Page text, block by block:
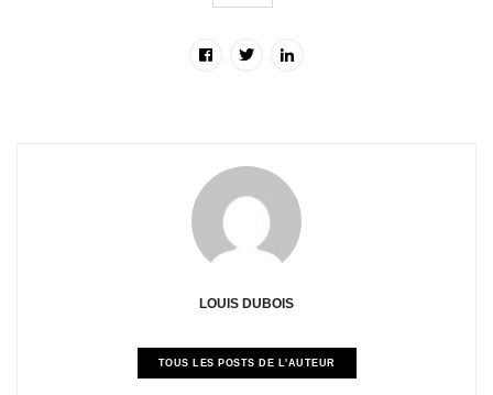
LOUIS DUBOIS
TOUS LES POSTS DE L'AUTEUR